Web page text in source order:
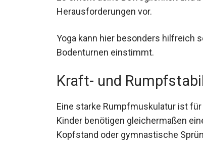
Herausforderungen vor.
Yoga kann hier besonders hilfreich
Bodenturnen einstimmt.
Kraft- und
Eine starke Rumpfmuskulatur ist
Kinder benötigen gleichermaßen
Kopfstand oder gymnastische